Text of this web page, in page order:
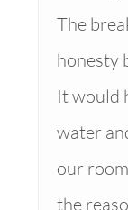
The
honesty
It would
water
our
the